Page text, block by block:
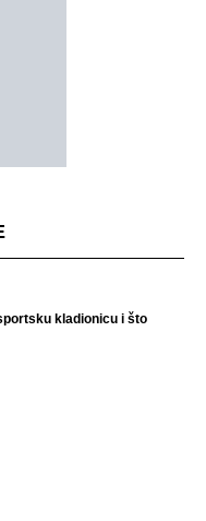
kladionicu i što